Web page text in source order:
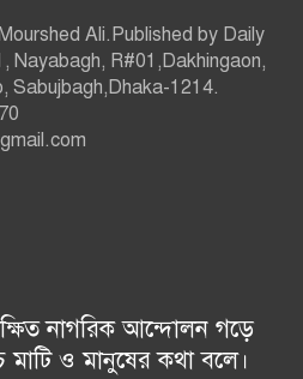
Ali.Published by Daily
Nayabagh, R#01,Dakhingaon,
Sabujbagh,Dhaka-1214.
নাগরিক আন্দোলন গড়ে
মাটি ও মানুষের কথা বলে।